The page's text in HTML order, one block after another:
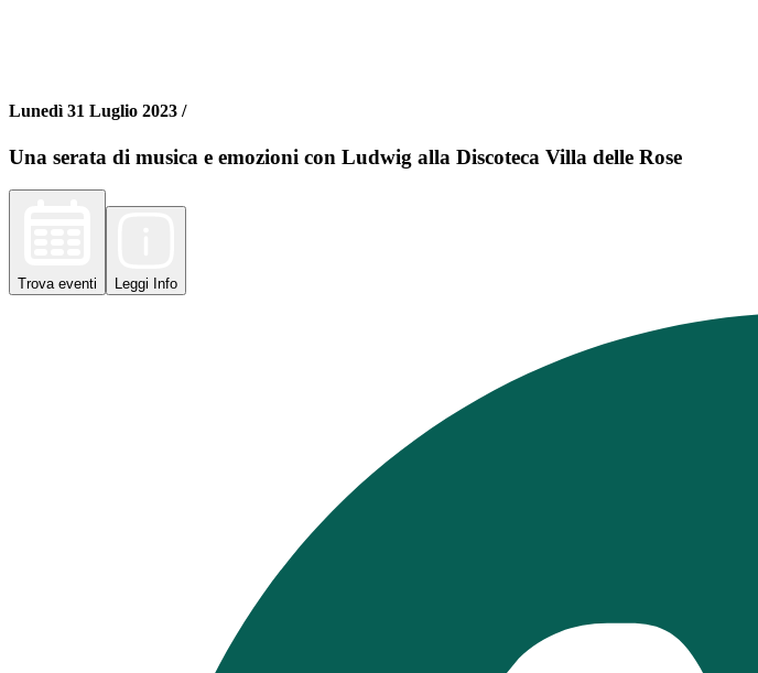
Lunedì 31 Luglio 2023 /
Una serata di musica e emozioni con Ludwig alla Discoteca Villa delle Rose
Trova eventi Leggi Info